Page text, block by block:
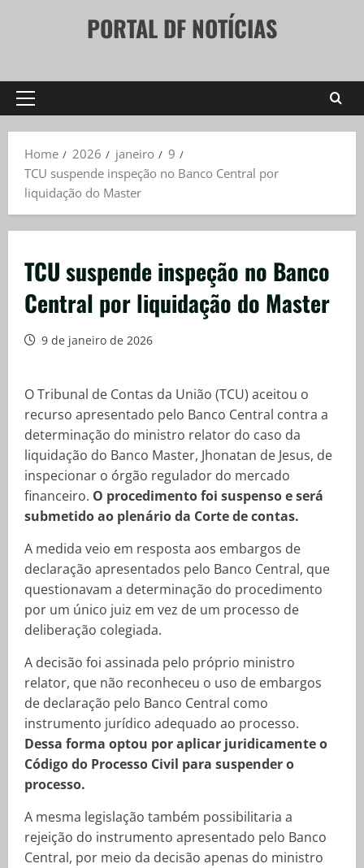
PORTAL DF NOTÍCIAS
Primary
Home
2026 janeiro
9
TCU suspende inspeção no Banco Central por
liquidação do Master
TCU suspende inspeção no Banco
Central por liquidação do Master
9 de janeiro de 2026
O Tribunal de Contas da União (TCU) aceitou o
recurso apresentado pelo Banco Central contra a
determinação do ministro relator do caso da
liquidação do Banco Master, Jhonatan de Jesus, de
inspecionar o órgão regulador do mercado
financeiro. O procedimento foi suspenso e será
submetido ao plenário da Corte de contas.
A medida veio em resposta aos embargos de
declaração apresentados pelo Banco Central, que
questionavam a determinação do procedimento
por um único juiz em vez de um processo de
deliberação colegiada.
A decisão foi assinada pelo próprio ministro
relator, que não reconheceu o uso de embargos
de declaração pelo Banco Central como
instrumento jurídico adequado ao processo.
Dessa forma optou por aplicar juridicamente o
Código do Processo Civil para suspender o
processo.
A mesma legislação também possibilitaria a
rejeição do instrumento apresentado pelo Banco
Central, por meio da decisão apenas do ministro